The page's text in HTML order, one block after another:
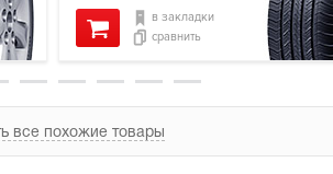
в закладки
сравнить
все похожие товары